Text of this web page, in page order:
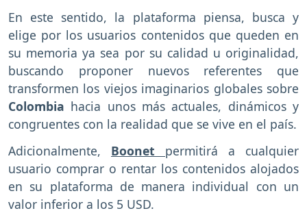
En este sentido, la plataforma piensa, busca y
elige por los usuarios contenidos que queden en
su memoria ya sea por su calidad u originalidad,
buscando proponer nuevos referentes que
transformen los viejos imaginarios globales sobre
Colombia hacia unos más actuales, dinámicos y
congruentes con la realidad que se vive en el país.
Adicionalmente, Boonet permitirá a cualquier
usuario comprar o rentar los contenidos alojados
en su plataforma de manera individual con un
valor inferior a los 5 USD.